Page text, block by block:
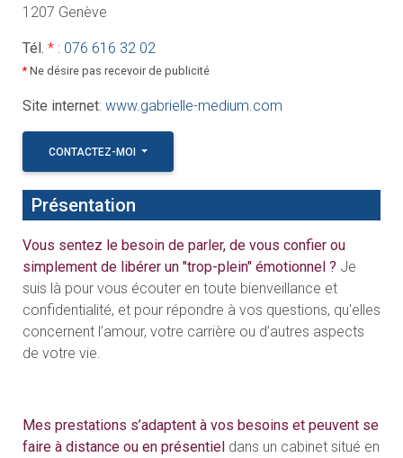
1207 Genève
Tél. *: 076 616 32 02
*Ne désire pas recevoir de publicité
Site internet: www.gabrielle-medium.com
CONTACTEZ-MOI
Présentation
Vous sentez le besoin de parler, de vous confier ou
simplement de libérer un "trop-plein" émotionnel ? Je
suis là pour vous écouter en toute bienveillance et
confidentialité, et pour répondre à vos questions, qu'elles
concernent l’amour, votre carrière ou d’autres aspects
de votre vie.
Mes prestations s’adaptent à vos besoins et peuvent se
faire à distance ou en présentieldans un cabinet situé en